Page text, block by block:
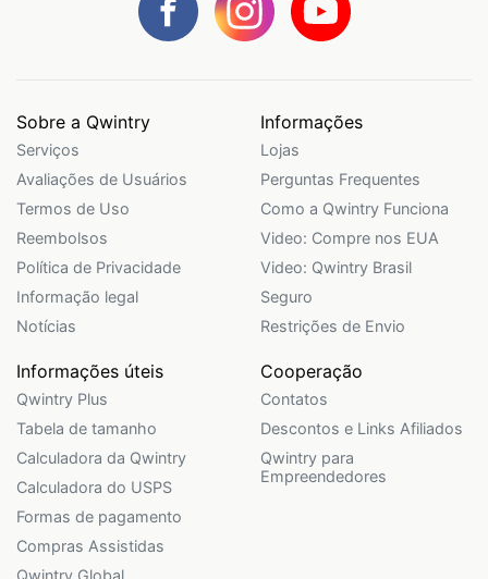
Sobre a Qwintry
Serviços
Avaliações de Usuários
Termos de Uso
Reembolsos
Política de Privacidade
Informação legal
Notícias
Informações
Lojas
Perguntas Frequentes
Como a Qwintry Funciona
Video: Compre nos EUA
Video: Qwintry Brasil
Seguro
Restrições de Envio
Informações úteis
Qwintry Plus
Tabela de tamanho
Calculadora da Qwintry
Calculadora do USPS
Formas de pagamento
Compras Assistidas
Qwintry.Global
Cooperação
Contatos
Descontos e Links Afiliados
Qwintry para
Empreendedores